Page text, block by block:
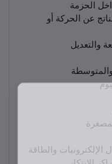
الحزمة
عن الحركة أو
والتعديل
والطاقة